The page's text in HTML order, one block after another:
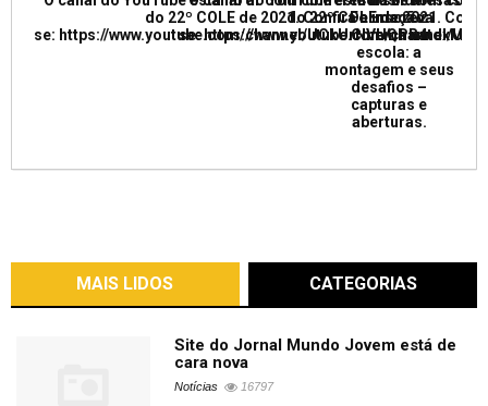
do 22º COLE de 2021. Confira e inscreva
se: https://www.youtube.com/channel/
do 22º COLE de 2021.
se: https://www.youtube.com/channel/
Formação:
Cinema na
escola: a
montagem e seus
desafios –
capturas e
aberturas.
MAIS LIDOS CATEGORIAS
Site do Jornal Mundo Jovem está de
cara nova
Notícias 16797